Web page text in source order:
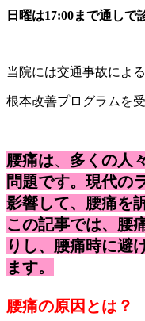
日曜は17:00まで通しで
当院には交通事故によ
根本改善プログラムを
腰痛は、 多くの人
問題です。現代の
影響して、腰痛を
この記事では、腰
りし、腰痛時に避
ます。
腰痛の原因とは？